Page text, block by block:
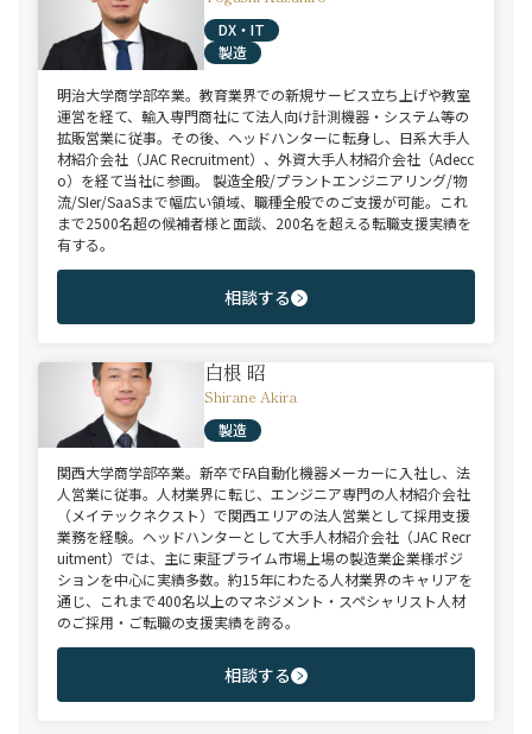
DX・IT
製造
明治大学商学部卒業。教育業界での新規サービス立ち上げや教室
運営を経て、輸入専門商社にて法人向け計測機器・システム等の
拡販営業に従事。その後、ヘッドハンターに転身し、日系大手人
材紹介会社（JAC Recruitment）、外資大手人材紹介会社（Adecc
o）を経て当社に参画。 製造全般/プラントエンジニアリング/物
流/SIer/SaaSまで幅広い領域、職種全般でのご支援が可能。これ
まで2500名超の候補者様と面談、200名を超える転職支援実績を
有する。
相談する
白根 昭
Shirane Akira
製造
関西大学商学部卒業。新卒でFA自動化機器メーカーに入社し、法
人営業に従事。人材業界に転じ、エンジニア専門の人材紹介会社
（メイテックネクスト）で関西エリアの法人営業として採用支援
業務を経験。ヘッドハンターとして大手人材紹介会社（JAC Recr
uitment）では、主に東証プライム市場上場の製造業企業様ポジ
ションを中心に実績多数。約15年にわたる人材業界のキャリアを
通じ、これまで400名以上のマネジメント・スペシャリスト人材
のご採用・ご転職の支援実績を誇る。
相談する